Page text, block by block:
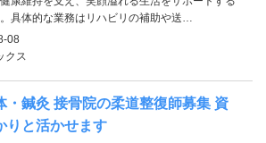
具体的な業務はリハビリの補助や送…
08
クス
・鍼灸 接骨院の柔道整復師募集 資
りと活かせます